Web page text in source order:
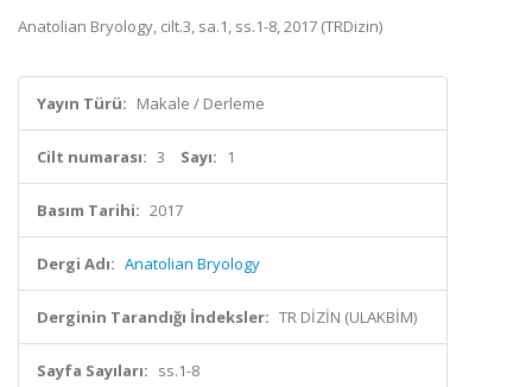
Anatolian Bryology, cilt.3, sa.1, ss.1-8, 2017 (TRDizin)
Yayın Türü: Makale / Derleme
Cilt numarası: 3 Sayı: 1
Basım Tarihi: 2017
Dergi Adı: Anatolian Bryology
Derginin Tarandığı İndeksler: TR DİZİN (ULAKBİM)
Sayfa Sayıları: ss.1-8